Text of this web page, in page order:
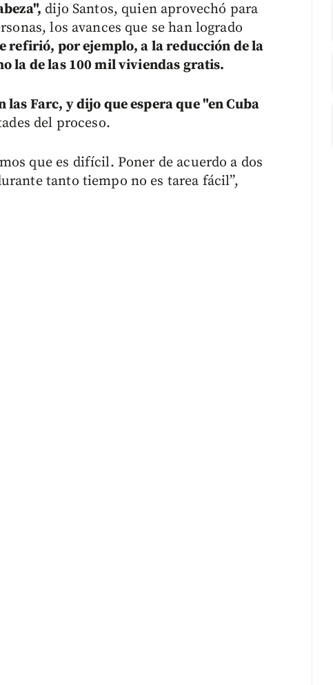
dijo Santos, quien aprovechó para
los avances que se han logrado
refirió, por ejemplo, a la reducción de la
la de las 100 mil viviendas gratis.
las Farc, y dijo que espera que "en Cuba
del proceso.
que es difícil. Poner de acuerdo a dos
tanto tiempo no es tarea fácil”,